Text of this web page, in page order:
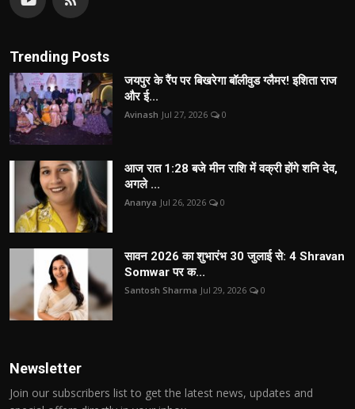
Trending Posts
जयपुर के रैंप पर बिखरेगा बॉलीवुड ग्लैमर! इशिता राज
और ई...
Avinash Jul 27, 2026 0
आज रात 1:28 बजे मीन राशि में वक्री होंगे शनि देव,
अगले ...
Ananya Jul 26, 2026 0
सावन 2026 का शुभारंभ 30 जुलाई से: 4 Shravan
Somwar पर क...
Santosh Sharma Jul 29, 2026 0
Newsletter
Join our subscribers list to get the latest news, updates and